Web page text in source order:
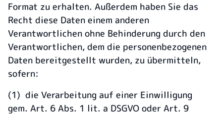
Format zu erhalten. Außerdem haben Sie das
Recht diese Daten einem anderen
Verantwortlichen ohne Behinderung durch den
Verantwortlichen, dem die personenbezogenen
Daten bereitgestellt wurden, zu übermitteln,
sofern:
(1) die Verarbeitung auf einer Einwilligung
gem. Art. 6 Abs. 1 lit. a DSGVO oder Art. 9